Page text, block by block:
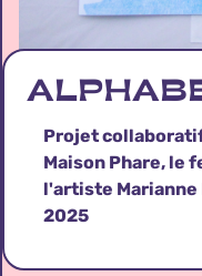
Projet
Maison Phare, le
l'artiste Marianne
2025